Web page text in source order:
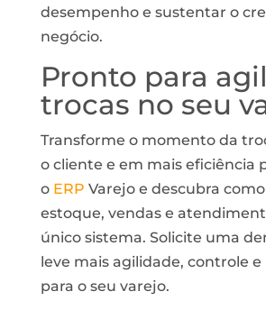
desempenho e sustentar o
negócio.
Pronto para
trocas no seu
Transforme o momentoda
o cliente e em mais eficiência
o ERP Varejo e descubra
estoque, vendas e
único sistema. Solicite uma
leve mais agilidade, controle
para o seu varejo.